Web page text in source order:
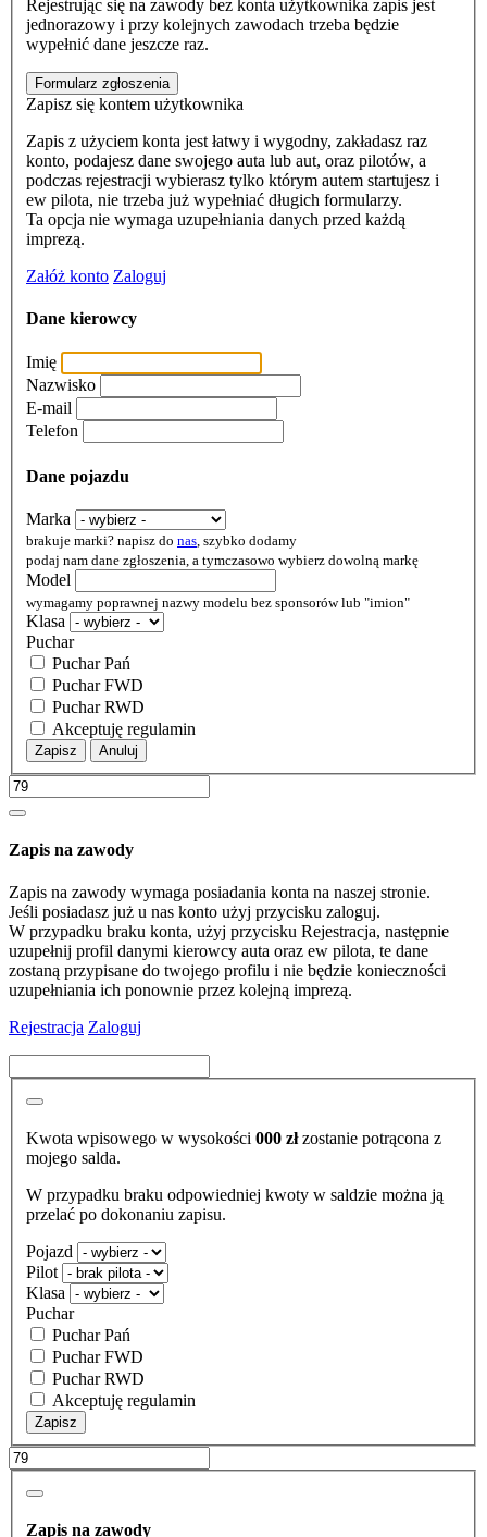
Rejestrując się na zawody bez konta użytkownika zapis jest
jednorazowy i przy kolejnych zawodach trzeba będzie
wypełnić dane jeszcze raz.
Formularz zgłoszenia
Zapisz się kontem użytkownika
Zapis z użyciem konta jest łatwy i wygodny, zakładasz raz
konto, podajesz dane swojego auta lub aut, oraz pilotów, a
podczas rejestracji wybierasz tylko którym autem startujesz i
ew pilota, nie trzeba już wypełniać długich formularzy.
Ta opcja nie wymaga uzupełniania danych przed każdą
imprezą.
Załóż konto Zaloguj
Dane kierowcy
Imię
Nazwisko
E-mail
Telefon
Dane pojazdu
Marka
brakuje marki? napisz do nas , szybko dodamy
podaj nam dane zgłoszenia, a tymczasowo wybierz dowolną markę
Model
wymagamy poprawnej nazwy modelu bez sponsorów lub "imion"
Klasa
Puchar
Puchar Pań
Puchar FWD
Puchar RWD
Akceptuję regulamin
Zapisz Anuluj
Zapis na zawody
Zapis na zawody wymaga posiadania konta na naszej stronie.
Jeśli posiadasz już u nas konto użyj przycisku zaloguj.
W przypadku braku konta, użyj przycisku Rejestracja, następnie
uzupełnij profil danymi kierowcy auta oraz ew pilota, te dane
zostaną przypisane do twojego profilu i nie będzie konieczności
uzupełniania ich ponownie przez kolejną imprezą.
Rejestracja Zaloguj
Kwota wpisowego w wysokości 000 złzostanie potrącona z
mojego salda.
W przypadku braku odpowiedniej kwoty w saldzie można ją
przelać po dokonaniu zapisu.
Pojazd
Pilot
Klasa
Puchar
Puchar Pań
Puchar FWD
Puchar RWD
Akceptuję regulamin
Zapisz
Zapis na zawody